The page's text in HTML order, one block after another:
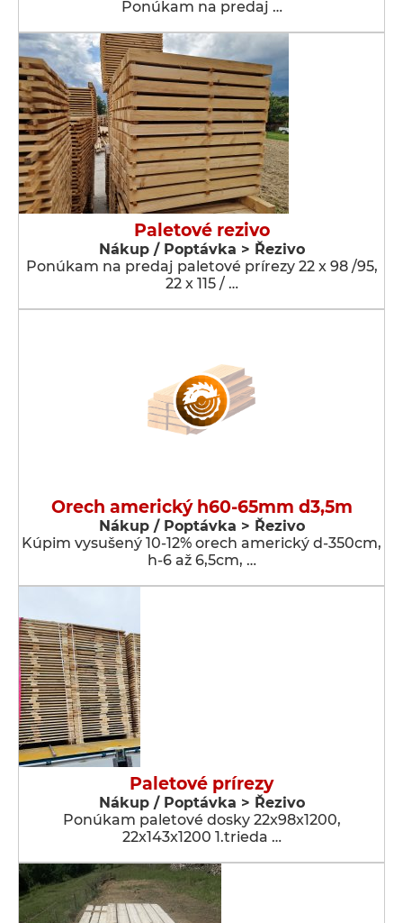
Ponúkam na predaj …
Paletové rezivo
Nákup / Poptávka > Řezivo
Ponúkam na predaj paletové prírezy 22 x 98 /95,
22 x 115 / …
Orech americký h60-65mm d3,5m
Nákup / Poptávka > Řezivo
Kúpim vysušený 10-12% orech americký d-350cm,
h-6 až 6,5cm, …
Paletové prírezy
Nákup / Poptávka > Řezivo
Ponúkam paletové dosky 22x98x1200,
22x143x1200 1.trieda …